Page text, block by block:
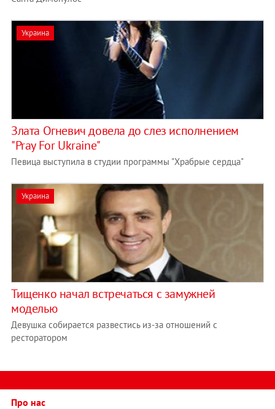
Украина
Злата Огневич довела до слез исполнением
"Pray For Ukraine"
Певица выступила в студии программы "Храбрые сердца"
Украина
Тищенко начал встречаться с замужней
моделью
Девушка собирается развестись из-за отношений с
ресторатором
Про нас